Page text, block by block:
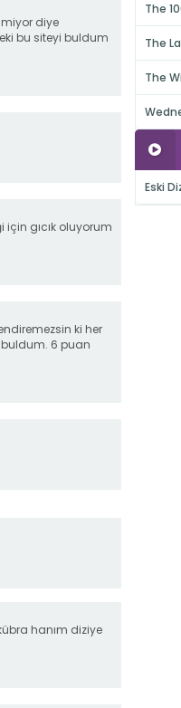
diye
bu siteyi buldum
için gıcık oluyorum
ki her
buldum. 6 puan
hanım diziye
The
The
The
Eski